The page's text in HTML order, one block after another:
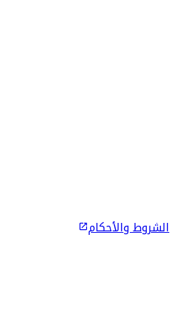
الشروط والأحكام